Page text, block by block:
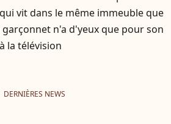
vit dans le même immeuble que
garçonnet n'a d'yeux que pour son
la télévision
DERNIÈRES NEWS